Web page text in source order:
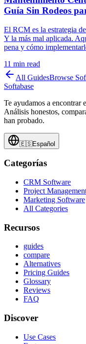
Guía Sin Rodeos
El RCM es la estrategia
Y la más mal aplicada.
pena y cómo
11 min read
All GuidesBrowse
Softabase
Te ayudamos a encontrar
Análisis honestos,
han probado.
🇪🇸Español
Categorías
CRM Software
Project
Marketing Software
All Categories
Recursos
guides
compare
Alternatives
Pricing Guides
Glossary
Reviews
FAQ
Discover
Use Cases